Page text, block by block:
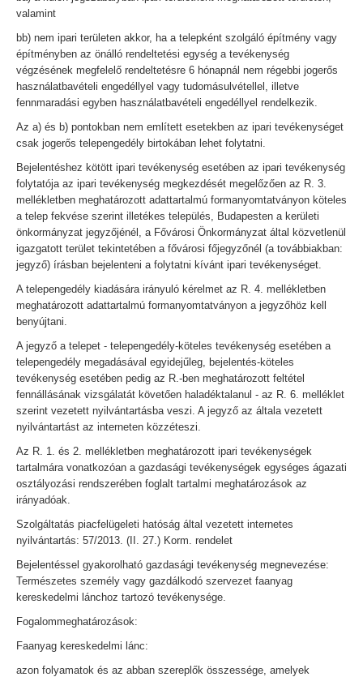
valamint
bb) nem ipari területen akkor, ha a telepként szolgáló építmény vagy
építményben az önálló rendeltetési egység a tevékenység
végzésének megfelelő rendeltetésre 6 hónapnál nem régebbi jogerős
használatbavételi engedéllyel vagy tudomásulvétellel, illetve
fennmaradási egyben használatbavételi engedéllyel rendelkezik.
Az a) és b) pontokban nem említett esetekben az ipari tevékenységet
csak jogerős telepengedély birtokában lehet folytatni.
Bejelentéshez kötött ipari tevékenység esetében az ipari tevékenység
folytatója az ipari tevékenység megkezdését megelőzően az R. 3.
mellékletben meghatározott adattartalmú formanyomtatványon köteles
a telep fekvése szerint illetékes település, Budapesten a kerületi
önkormányzat jegyzőjénél, a Fővárosi Önkormányzat által közvetlenül
igazgatott terület tekintetében a fővárosi főjegyzőnél (a továbbiakban:
jegyző) írásban bejelenteni a folytatni kívánt ipari tevékenységet.
A telepengedély kiadására irányuló kérelmet az R. 4. mellékletben
meghatározott adattartalmú formanyomtatványon a jegyzőhöz kell
benyújtani.
A jegyző a telepet - telepengedély-köteles tevékenység esetében a
telepengedély megadásával egyidejűleg, bejelentés-köteles
tevékenység esetében pedig az R.-ben meghatározott feltétel
fennállásának vizsgálatát követően haladéktalanul - az R. 6. melléklet
szerint vezetett nyilvántartásba veszi. A jegyző az általa vezetett
nyilvántartást az interneten közzéteszi.
Az R. 1. és 2. mellékletben meghatározott ipari tevékenységek
tartalmára vonatkozóan a gazdasági tevékenységek egységes ágazati
osztályozási rendszerében foglalt tartalmi meghatározások az
irányadóak.
Szolgáltatás piacfelügeleti hatóság által vezetett internetes
nyilvántartás: 57/2013. (II. 27.) Korm. rendelet
Bejelentéssel gyakorolható gazdasági tevékenység megnevezése:
Természetes személy vagy gazdálkodó szervezet faanyag
kereskedelmi lánchoz tartozó tevékenysége.
Fogalommeghatározások:
Faanyag kereskedelmi lánc:
azon folyamatok és az abban szereplők összessége, amelyek